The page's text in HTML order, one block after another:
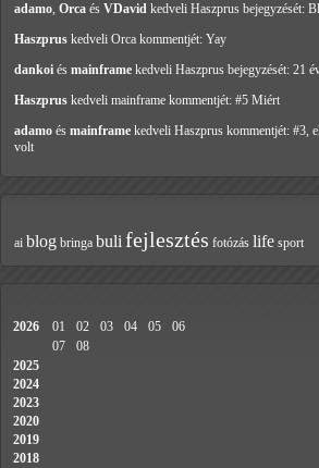
adamo, Orca és VDavid kedveli Haszprus bejegyzését:
Haszprus kedveli Orca kommentjét: Yay
dankoi és mainframe kedveli Haszprus bejegyzését: 21
Haszprus kedveli mainframe kommentjét: #5 Miért
adamo és mainframe kedveli Haszprus kommentjét: #3,
volt
ai blog bringa buli fejlesztés fotózás life sport
2026 01 02 03 04 05
06
07
08
2025
2024
2023
2020
2019
2018